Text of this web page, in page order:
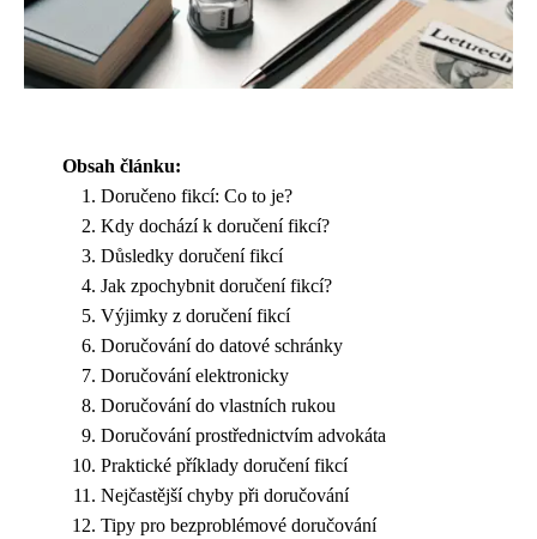
Obsah článku:
Doručeno fikcí: Co to je?
Kdy dochází k doručení fikcí?
Důsledky doručení fikcí
Jak zpochybnit doručení fikcí?
Výjimky z doručení fikcí
Doručování do datové schránky
Doručování elektronicky
Doručování do vlastních rukou
Doručování prostřednictvím advokáta
Praktické příklady doručení fikcí
Nejčastější chyby při doručování
Tipy pro bezproblémové doručování